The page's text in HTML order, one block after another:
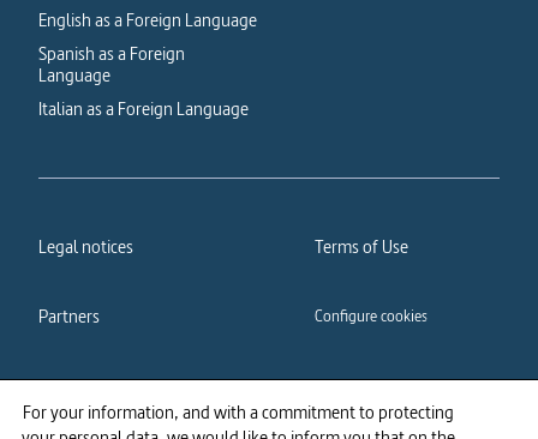
For your information, and with a commitment to protecting
English as a Foreign Language
Spanish as a Foreign
Language
Italian as a Foreign Language
Legal notices Terms of Use
Partners Configure cookies
Cookies policy Privacy policy